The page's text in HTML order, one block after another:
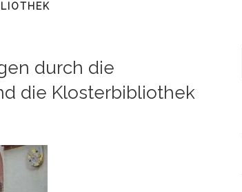
durch die
die Klosterbibliothek